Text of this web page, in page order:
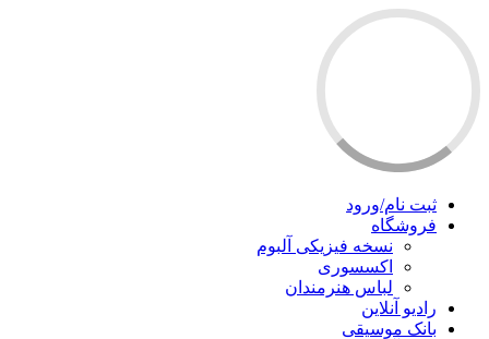
ثبت نام/ورود
فروشگاه
نسخه فیزیکی آلبوم
اکسسوری
لباس هنرمندان
رادیو آنلاین
بانک موسیقی